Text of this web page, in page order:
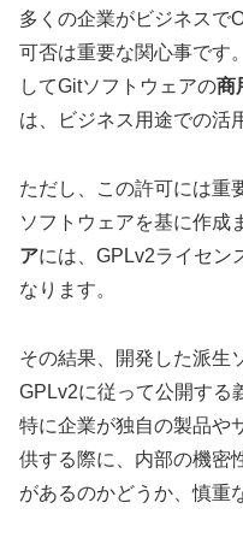
多くの企業がビジネスで
可否は重要な関心事です
してGitソフトウェアの商
は、ビジネス用途での活
ただし、この許可には重
ソフトウェアを基に作成
アには、GPLv2ライセン
なります。
その結果、開発した派生
GPLv2に従って公開する
特に企業が独自の製品や
供する際に、内部の機密
があるのかどうか、慎重